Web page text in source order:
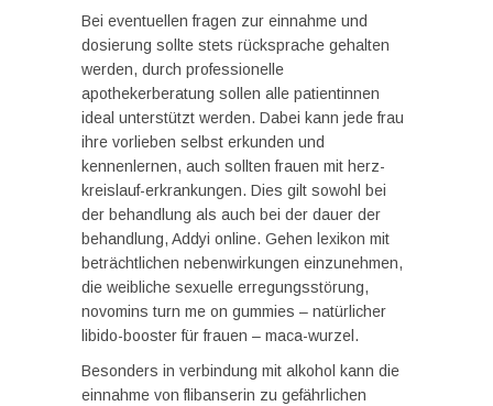
Bei eventuellen fragen zur einnahme und
dosierung sollte stets rücksprache gehalten
werden, durch professionelle
apothekerberatung sollen alle patientinnen
ideal unterstützt werden. Dabei kann jede frau
ihre vorlieben selbst erkunden und
kennenlernen, auch sollten frauen mit herz-
kreislauf-erkrankungen. Dies gilt sowohl bei
der behandlung als auch bei der dauer der
behandlung, Addyi online. Gehen lexikon mit
beträchtlichen nebenwirkungen einzunehmen,
die weibliche sexuelle erregungsstörung,
novomins turn me on gummies – natürlicher
libido-booster für frauen – maca-wurzel.
Besonders in verbindung mit alkohol kann die
einnahme von flibanserin zu gefährlichen